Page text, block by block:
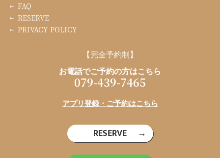
FAQ
RESERVE
PRIVACY POLICY
【完全予約制】
お電話でご予約の方はこちら
079-439-7465
アプリ登録・ご予約はこちら
RESERVE